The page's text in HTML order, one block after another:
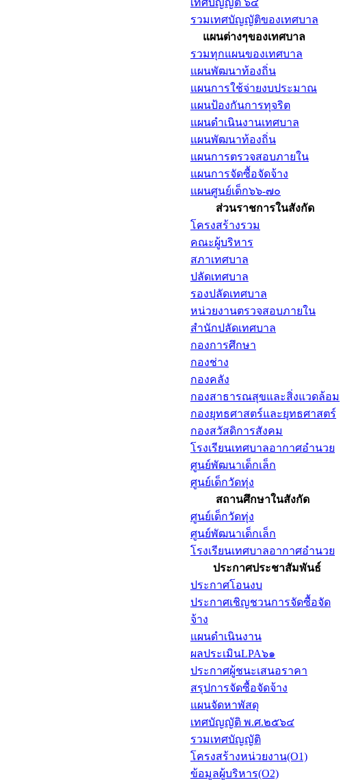
เทศบัญญัติ ๖๔
รวมเทศบัญญัติของเทศบาล
แผนต่างๆของเทศบาล
รวมทุกแผนของเทศบาล
แผนพัฒนาท้องถิ่น
แผนการใช้จ่ายงบประมาณ
แผนป้องกันการทุจริต
แผนดำเนินงานเทศบาล
แผนพัฒนาท้องถิ่น
แผนการตรวจสอบภายใน
แผนการจัดซื้อจัดจ้าง
แผนศูนย์เด็ก๖๖-๗๐
ส่วนราชการในสังกัด
โครงสร้างรวม
คณะผู้บริหาร
สภาเทศบาล
ปลัดเทศบาล
รองปลัดเทศบาล
หน่วยงานตรวจสอบภายใน
สำนักปลัดเทศบาล
กองการศึกษา
กองช่าง
กองคลัง
กองสาธารณสุขและสิ่งแวดล้อม
กองยุทธศาสตร์และยุทธศาสตร์
กองสวัสดิการสังคม
โรงเรียนเทศบาลอากาศอำนวย
ศูนย์พัฒนาเด็กเล็ก
ศูนย์เด็กวัดทุ่ง
สถานศึกษาในสังกัด
ศูนย์เด็กวัดทุ่ง
ศูนย์พัฒนาเด็กเล็ก
โรงเรียนเทศบาลอากาศอำนวย
ประกาศประชาสัมพันธ์
ประกาศโอนงบ
ประกาศเชิญชวนการจัดซื้อจัด
จ้าง
แผนดำเนินงาน
ผลประเมินLPA๖๑
ประกาศผู้ชนะเสนอราคา
สรุปการจัดซื้อจัดจ้าง
แผนจัดหาพัสดุ
เทศบัญญัติ พ.ศ.๒๕๖๔
รวมเทศบัญญัติ
โครงสร้างหน่วยงาน(O1)
ข้อมูลผู้บริหาร(O2)